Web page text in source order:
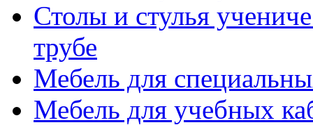
Столы и стулья
трубе
Мебель для
Мебель для учебных